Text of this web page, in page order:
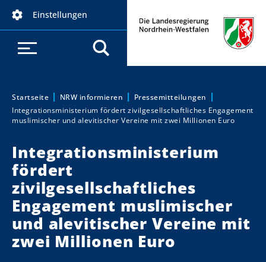
Einstellungen
Sie sind hier:
Startseite NRW informieren
Pressemitteilungen
Integrationsministerium fördert zivilgesellschaftliches Engagement
muslimischer und alevitischer Vereine mit zwei Millionen Euro
Integrationsministerium
fördert
zivilgesellschaftliches
Engagement muslimischer
und alevitischer Vereine mit
zwei Millionen Euro